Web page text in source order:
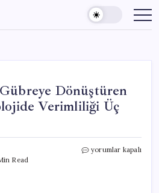
Dönüştüren
Verimliliği Üç
Read
Çin,
yorumlar kapalı